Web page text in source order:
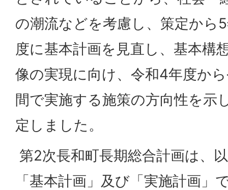
の潮流などを考慮し、策定から
度に基本計画を見直し、基本構
像の実現に向け、令和4年度か
間で実施する施策の方向性を示
定しました。
第2次長和町長期総合計画は、
「基本計画」及び「実施計画」